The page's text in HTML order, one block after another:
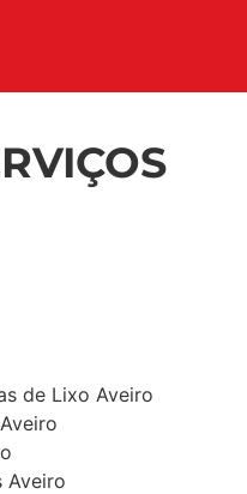
de Lixo Aveiro
Aveiro